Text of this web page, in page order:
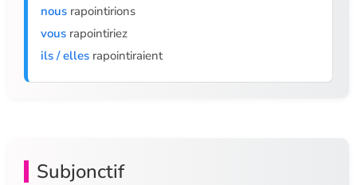
nous rapointirions
vous rapointiriez
ils / elles rapointiraient
Subjonctif